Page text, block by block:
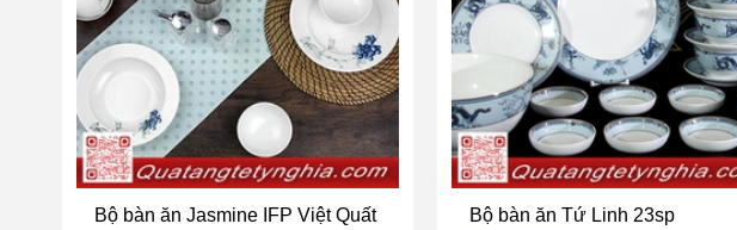
Bộ bàn ăn Jasmine IFP Việt Quất
Bộ bàn ăn Tứ Linh 23sp